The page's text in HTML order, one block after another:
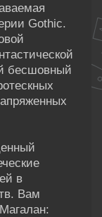
Gothic.
бесшовный
в
Вам